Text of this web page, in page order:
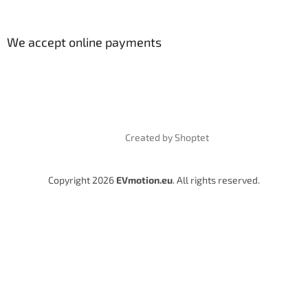
We accept online payments
Created by Shoptet
Copyright 2026 EVmotion.eu. All rights reserved.